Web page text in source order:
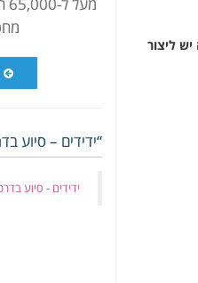
ליצור
“ידידים – סיוע
‏ידידים - סיוע